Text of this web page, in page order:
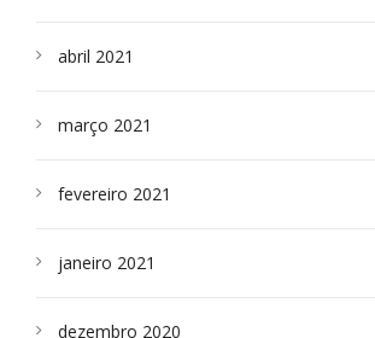
abril 2021
março 2021
fevereiro 2021
janeiro 2021
dezembro 2020